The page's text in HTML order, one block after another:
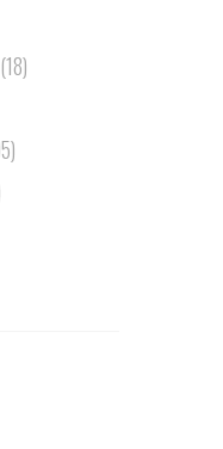
(18)